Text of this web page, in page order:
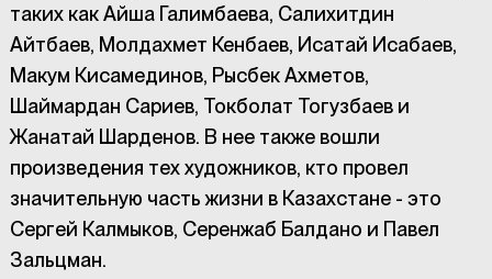
таких как Айша Галимбаева, Салихитдин
Айтбаев, Молдахмет Кенбаев, Исатай Исабаев,
Макум Кисамединов, Рысбек Ахметов,
Шаймардан Сариев, Токболат Тогузбаев и
Жанатай Шарденов. В нее также вошли
произведения тех художников, кто провел
значительную часть жизни в Казахстане - это
Сергей Калмыков, Серенжаб Балдано и Павел
Зальцман.